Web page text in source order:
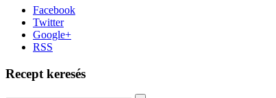
Facebook
Twitter
Google+
RSS
Recept keresés